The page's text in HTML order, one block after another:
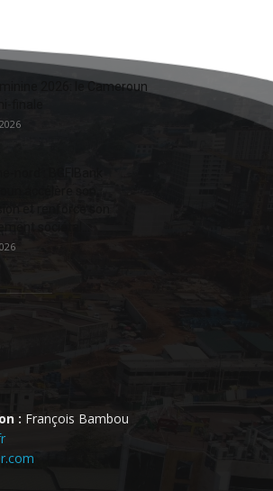
2026: le Cameroun
: François Bambou